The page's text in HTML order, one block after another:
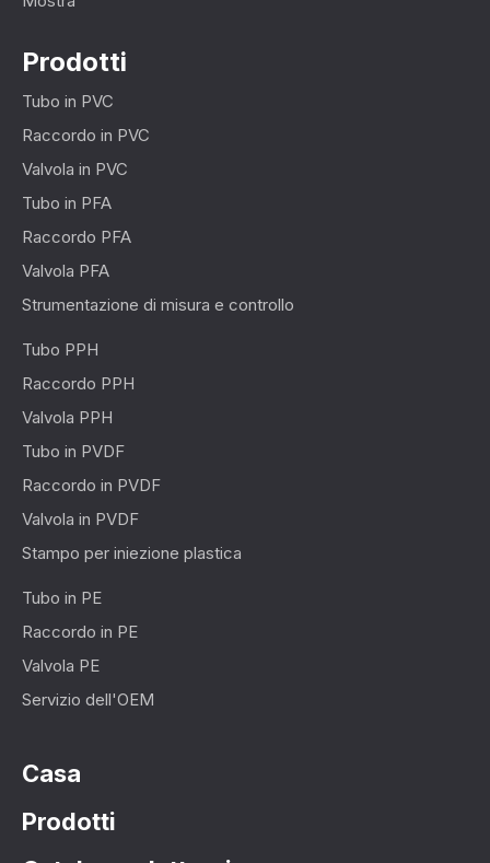
Prodotti
Tubo in PVC
Raccordo in PVC
Valvola in PVC
Tubo in PFA
Raccordo PFA
Valvola PFA
Strumentazione di misura e controllo
Tubo PPH
Raccordo PPH
Valvola PPH
Tubo in PVDF
Raccordo in PVDF
Valvola in PVDF
Stampo per iniezione plastica
Tubo in PE
Raccordo in PE
Valvola PE
Servizio dell'OEM
Casa
Prodotti